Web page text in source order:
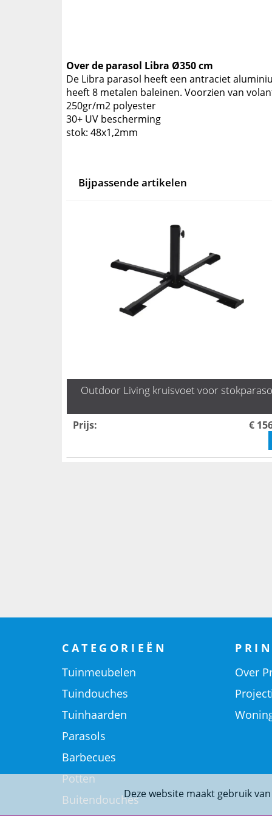
Over de parasol Libra Ø350 cm
De Libra parasol heeft een antraciet
heeft 8 metalen baleinen. Voorzien van
250gr/m2 polyester
30+ UV bescherming
stok: 48x1,2mm
Bijpassende artikelen
Outdoor Living kruisvoet voor
Prijs: €
Deze website maakt gebruik
CATEGORIEËN
Tuinmeubelen
Tuindouches
Tuinhaarden
Parasols
Barbecues
Potten
Buitendouches
Over